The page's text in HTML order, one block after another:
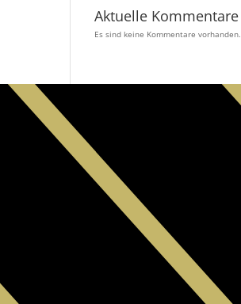
Aktuelle Kommentare
Es sind keine Kommentare vorhanden.